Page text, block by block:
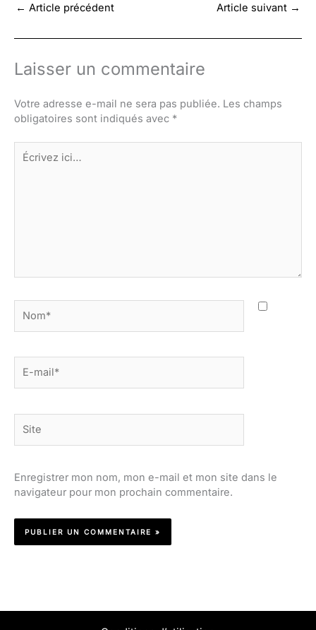
← Article précédent Article suivant →
Laisser un commentaire
Votre adresse e-mail ne sera pas publiée. Les champs
obligatoires sont indiqués avec *
Écrivez
ici…
mail*
Enregistrer mon nom, mon e-mail et mon site dans le
navigateur pour mon prochain commentaire.